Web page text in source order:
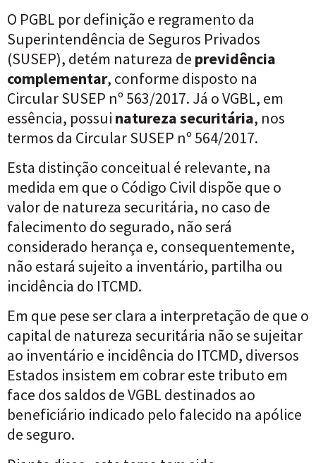
O PGBL por definição e regramento da
Superintendência de Seguros Privados
(SUSEP), detém natureza de previdência
complementar, conforme disposto na
Circular SUSEP nº 563/2017. Já o VGBL, em
essência, possui natureza securitária, nos
termos da Circular SUSEP nº 564/2017.
Esta distinção conceitual é relevante, na
medida em que o Código Civil dispõe que o
valor de natureza securitária, no caso de
falecimento do segurado, não será
considerado herança e, consequentemente,
não estará sujeito a inventário, partilha ou
incidência do ITCMD.
Em que pese ser clara a interpretação de que o
capital de natureza securitária não se sujeitar
ao inventário e incidência do ITCMD, diversos
Estados insistem em cobrar este tributo em
face dos saldos de VGBL destinados ao
beneficiário indicado pelo falecido na apólice
de seguro.